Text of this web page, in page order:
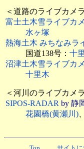
＜道路のライブカメ
富士土木雪ライブカ
水ヶ塚
熱海土木 みちなみラ
国道138号： 十
沼津土木雪ライブカ
十里木
＜河川のライブカメ
SIPOS-RADAR by 静
花園橋(黄瀬川)、